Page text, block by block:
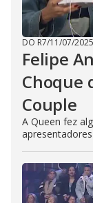
DO R7/11/07/2025
Felipe
Choque
Couple
A Queen fez